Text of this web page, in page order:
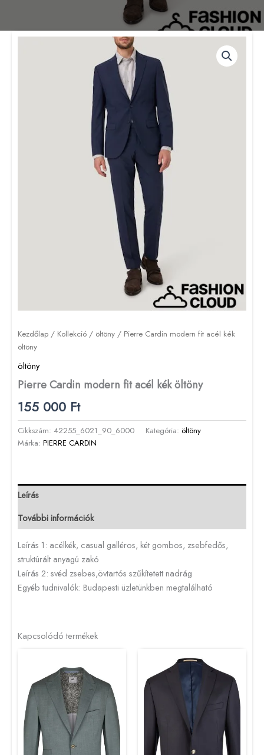
Kezdőlap / Kollekció / öltöny / Pierre Cardin modern fit acél kék
öltöny
öltöny
Pierre Cardin modern fit acél kék öltöny
155 000 Ft
Cikkszám: 42255_6021_90_6000 Kategória: öltöny
Márka: PIERRE CARDIN
Leírás
További információk
Leírás 1: acélkék, casual galléros, két gombos, zsebfedős,
struktúrált anyagú zakó
Leírás 2: svéd zsebes,övtartós szűkítetett nadrág
Egyéb tudnivalók: Budapesti üzletünkben megtalálható
Kapcsolódó termékek